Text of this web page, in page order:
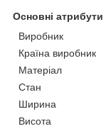
Основні атрибути
Виробник
Країна виробник
Матеріал
Стан
Ширина
Висота